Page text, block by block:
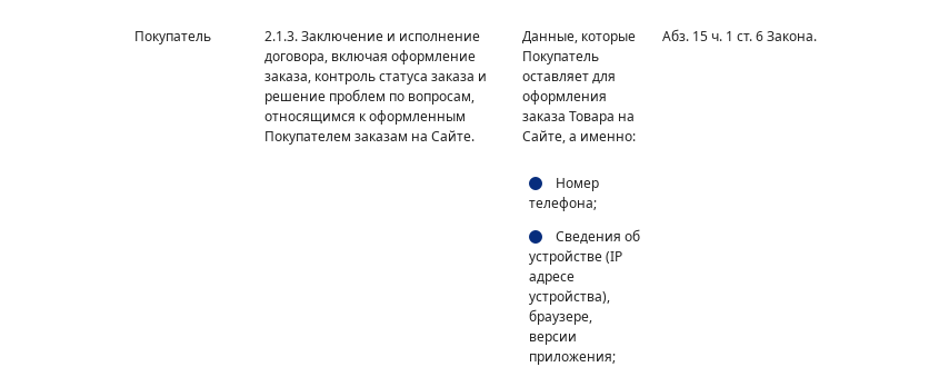
Покупатель
2.1.3. Заключение и исполнение
договора, включая оформление
заказа, контроль статуса заказа и
решение проблем по вопросам,
относящимся к оформленным
Покупателем заказам на Сайте.
Данные, которые
Покупатель
оставляет для
оформления
заказа Товара на
Сайте, а именно:
Номер
телефона;
Сведения об
устройстве (IP
адресе
устройства),
браузере,
версии
приложения;
Абз. 15 ч. 1 ст. 6 Закона.